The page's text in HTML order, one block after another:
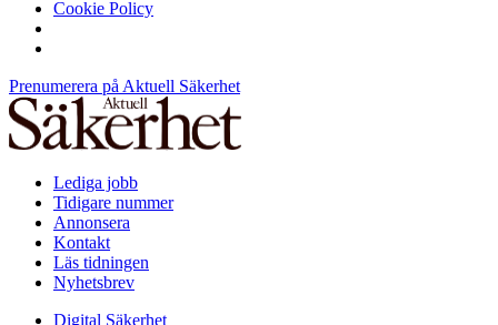
Cookie Policy
Prenumerera på Aktuell Säkerhet
Lediga jobb
Tidigare nummer
Annonsera
Kontakt
Läs tidningen
Nyhetsbrev
Digital Säkerhet